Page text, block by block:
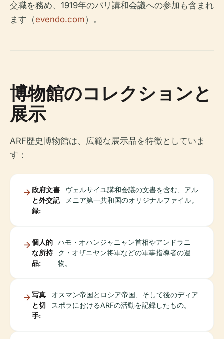
交職を務め、1919年のパリ講和会議への参加も含まれ
ます（evendo.com）。
博物館のコレクションと
展示
ARF歴史博物館は、広範な展示品を特徴としていま
す：
政府文書
と外交記
録:
ヴェルサイユ講和会議の文書を含む、アル
メニア第一共和国のオリジナルファイル。
個人的
な所持
品:
ハモ・オハンジャニャン首相やアンドラニ
ク・オザニヤン将軍などの軍事指導者の遺
物。
写真
と切
手:
オスマン帝国とロシア帝国、そして後のディア
スポラにおけるARFの活動を記録したもの。